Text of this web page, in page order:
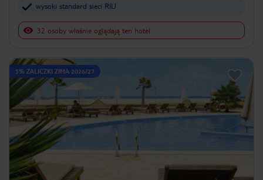
wysoki standard sieci RIU
32 osoby właśnie oglądają ten hotel
5% ZALICZKI ZIMA 2026/27